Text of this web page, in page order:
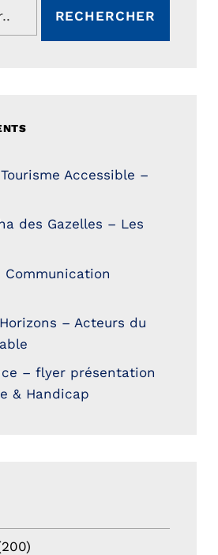
Accessible –
des Gazelles – Les
Communication
– Acteurs du
– flyer présentation
& Handicap